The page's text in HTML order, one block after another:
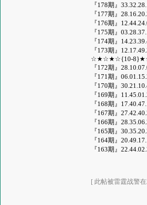
『178期』
『177期』
『176期』
『175期』
『174期』
『173期』
☆★☆★☆{10-
『172期』
『171期』
『170期』
『169期』
『168期』
『167期』
『166期』
『165期』
『164期』
『163期』
[ 此帖被雷霆战警